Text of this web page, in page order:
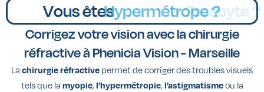
Vous êtes Astigmate ?
Corrigez votre vision avec la chirurgie
réfractive à Phenicia Vision - Marseille
La chirurgie réfractive permet de corriger des troubles visuels
tels que la myopie, l’hypermétropie, l’astigmatismeou la